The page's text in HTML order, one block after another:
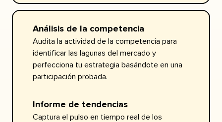
Análisis de la competencia​​
Audita la actividad de la competencia para
identificar las lagunas del mercado y
perfecciona tu estrategia basándote en una
participación probada.​​
Informe de tendencias​​
Captura el pulso en tiempo real de los